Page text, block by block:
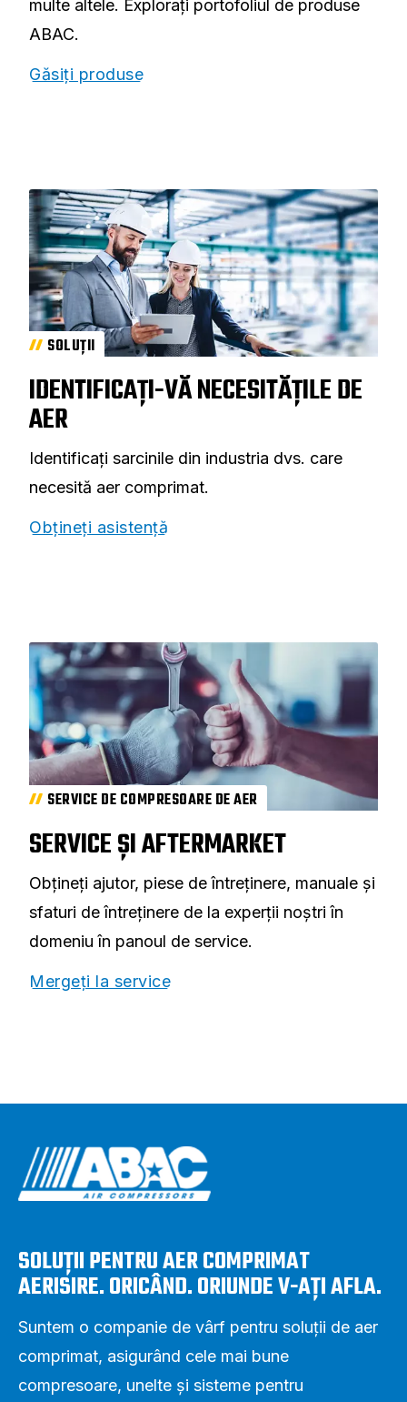
multe altele. Explorați portofoliul de produse
ABAC.
Găsiți produse
SOLUȚII
IDENTIFICAȚI-VĂ NECESITĂȚILE DE
AER
Identificați sarcinile din industria dvs. care
necesită aer comprimat.
Obțineți asistență
SERVICE DE COMPRESOARE DE AER
SERVICE ȘI AFTERMARKET
Obțineți ajutor, piese de întreținere, manuale și
sfaturi de întreținere de la experții noștri în
domeniu în panoul de service.
Mergeți la service
SOLUȚII PENTRU AER COMPRIMAT
AERISIRE. ORICÂND. ORIUNDE V-AȚI AFLA.
Suntem o companie de vârf pentru soluții de aer
comprimat, asigurând cele mai bune
compresoare, unelte și sisteme pentru